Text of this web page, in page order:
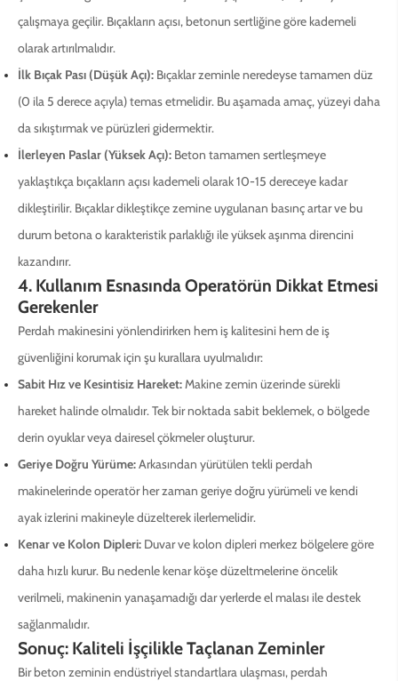
çalışmaya geçilir. Bıçakların açısı, betonun sertliğine göre kademeli
olarak artırılmalıdır.
İlk Bıçak Pası (Düşük Açı): Bıçaklar zeminle neredeyse tamamen düz
(0 ila 5 derece açıyla) temas etmelidir. Bu aşamada amaç, yüzeyi daha
da sıkıştırmak ve pürüzleri gidermektir.
İlerleyen Paslar (Yüksek Açı): Beton tamamen sertleşmeye
yaklaştıkça bıçakların açısı kademeli olarak 10-15 dereceye kadar
dikleştirilir. Bıçaklar dikleştikçe zemine uygulanan basınç artar ve bu
durum betona o karakteristik parlaklığı ile yüksek aşınma direncini
kazandırır.
4. Kullanım Esnasında Operatörün Dikkat Etmesi
Gerekenler
Perdah makinesini yönlendirirken hem iş kalitesini hem de iş
güvenliğini korumak için şu kurallara uyulmalıdır:
Sabit Hız ve Kesintisiz Hareket:Makine zemin üzerinde sürekli
hareket halinde olmalıdır. Tek bir noktada sabit beklemek, o bölgede
derin oyuklar veya dairesel çökmeler oluşturur.
Geriye Doğru Yürüme:Arkasından yürütülen tekli perdah
makinelerinde operatör her zaman geriye doğru yürümeli ve kendi
ayak izlerini makineyle düzelterek ilerlemelidir.
Kenar ve Kolon Dipleri: Duvar ve kolon dipleri merkez bölgelere göre
daha hızlı kurur. Bu nedenle kenar köşe düzeltmelerine öncelik
verilmeli, makinenin yanaşamadığı dar yerlerde el malası ile destek
sağlanmalıdır.
Sonuç: Kaliteli İşçilikle Taçlanan Zeminler
Bir beton zeminin endüstriyel standartlara ulaşması, perdah